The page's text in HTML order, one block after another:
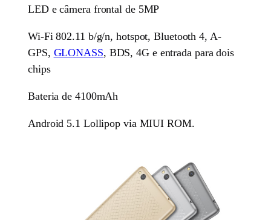
LED e câmera frontal de 5MP
Wi-Fi 802.11 b/g/n, hotspot, Bluetooth 4, A-
GPS, GLONASS, BDS, 4G e entrada para dois
chips
Bateria de 4100mAh
Android 5.1 Lollipop via MIUI ROM.